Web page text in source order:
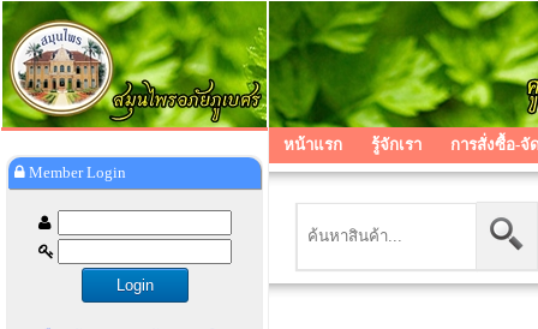
Member Login
หน้าแรก รู้จักเรา การสั่งซื้อ-จั